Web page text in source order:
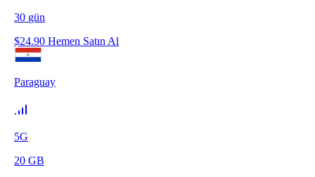
30 gün
$24.90 Hemen Satın Al
Paraguay
5G
20 GB